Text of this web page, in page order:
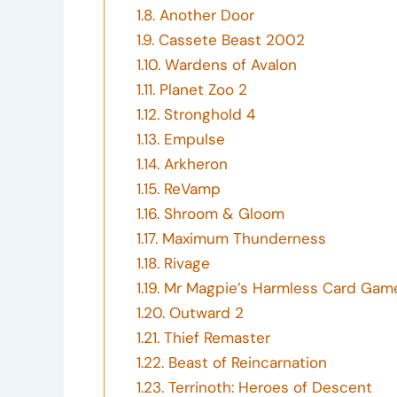
1.8.Another Door
1.9.Cassete Beast 2002
1.10.Wardens of Avalon
1.11.Planet Zoo 2
1.12.Stronghold 4
1.13.Empulse
1.14.Arkheron
1.15.ReVamp
1.16.Shroom & Gloom
1.17.Maximum Thunderness
1.18.Rivage
1.19.Mr Magpie’s Harmless Card
1.20.Outward 2
1.21.Thief Remaster
1.22.Beast of Reincarnation
1.23.Terrinoth: Heroes of Descent